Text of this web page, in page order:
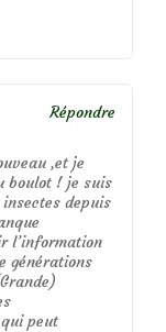
,et je
boulot ! je suis
depuis
l’information
générations
peut
Répondre